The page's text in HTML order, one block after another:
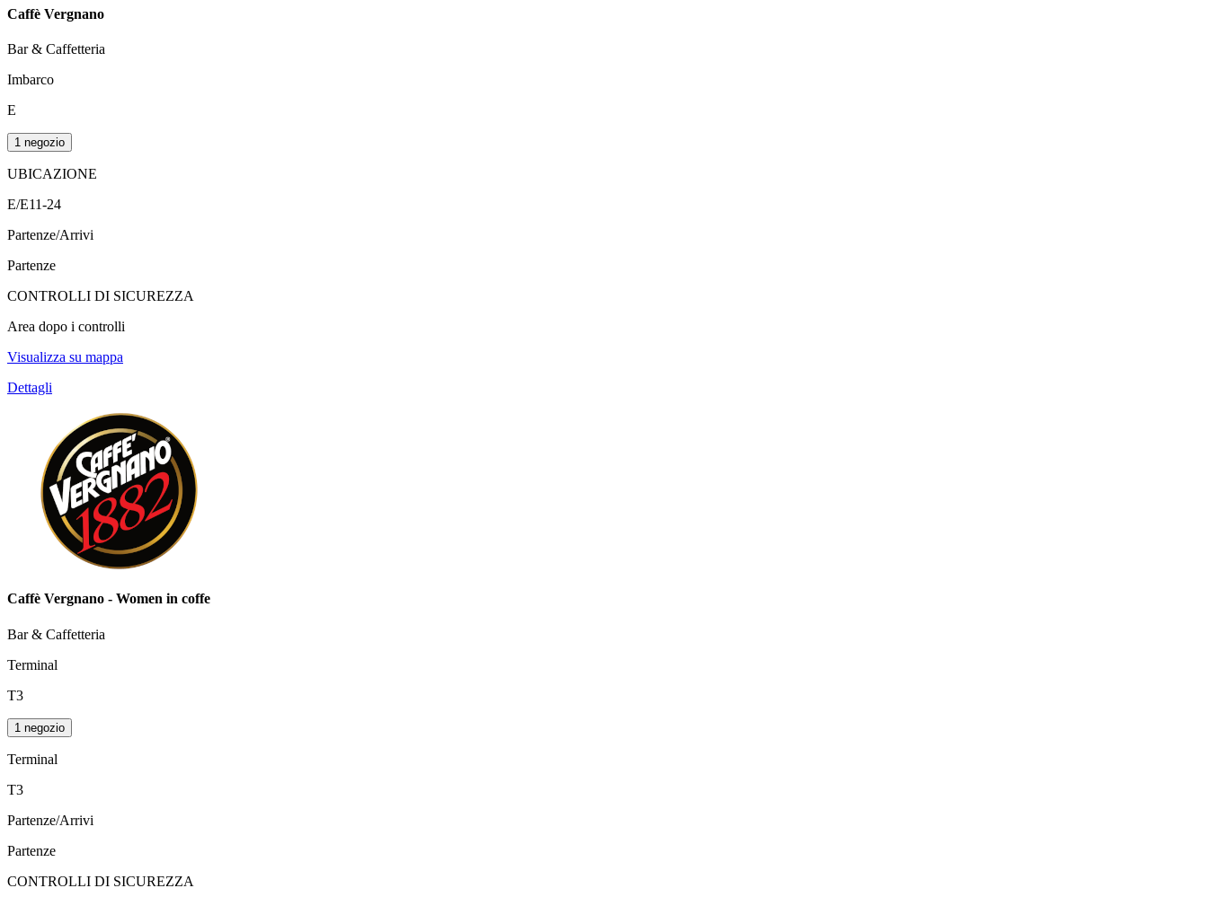
Caffè Vergnano
Bar & Caffetteria
Imbarco
E
1 negozio
UBICAZIONE
E/E11-24
Partenze/Arrivi
Partenze
CONTROLLI DI SICUREZZA
Area dopo i controlli
Visualizza su mappa
Dettagli
Caffè Vergnano - Women in coffe
Bar & Caffetteria
Terminal
T3
1 negozio
Terminal
T3
Partenze/Arrivi
Partenze
CONTROLLI DI SICUREZZA